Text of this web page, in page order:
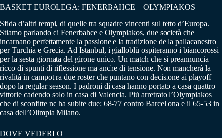
BASKET EUROLEGA: FENERBAHCE – OLYMPIAKOS
Sfida d’altri tempi, di quelle tra squadre vincenti sul tetto d’Europa.
Stiamo parlando di Fenerbahce e Olympiakos, due società che
incarnano perfettamente la passione e la tradizione della pallacanestro
per Turchia e Grecia. Ad Istanbul, i gialloblù ospiteranno i biancorossi
per la sesta giornata del girone unico. Un match che si preannuncia
ricco di spunti di riflessione ma anche di tensione. Non mancherà la
rivalità in campot ra due roster che puntano con decisione ai playoff
dopo la regular season. I padroni di casa hanno portato a casa quattro
vittorie cadendo solo in casa di Valencia. Più arretrato l’Olympiakos
che di sconfitte ne ha subite due: 68-77 contro Barcellona e il 65-53 in
casa dell’Olimpia Milano.
DOVE VEDERLO